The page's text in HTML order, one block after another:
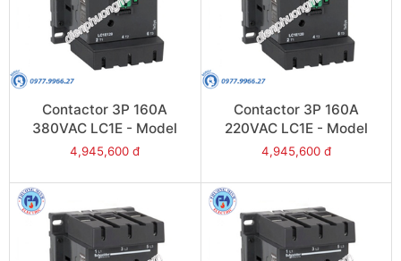
Contactor 3P 160A
380VAC LC1E - Model
LC1E160Q6
4,945,600 đ
Contactor 3P 160A
220VAC LC1E - Model
LC1E160M6
4,945,600 đ